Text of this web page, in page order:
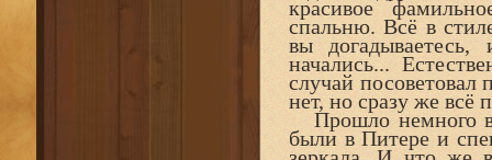
красивое
спальню. Всё в
вы
начались...
случай посоветовал
нет, но сразу же всё
Прошло немного
были в Питере и